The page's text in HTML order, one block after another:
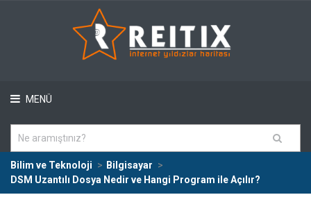
MENÜ
Bilim ve Teknoloji
Bilgisayar
DSM Uzantılı Dosya Nedir ve Hangi Program ile Açılır?